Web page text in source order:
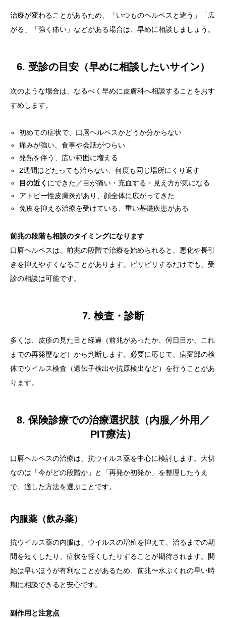
治療が変わることがあるため、「いつものヘルペスと違う」「広
がる」「強く痛い」などがある場合は、早めに相談しましょう。
6. 受診の目安（早めに相談したいサイン）
次のような場合は、なるべく早めに皮膚科へ相談することをおす
すめします。
初めての症状で、口唇ヘルペスかどうか分からない
痛みが強い、食事や会話がつらい
発熱を伴う、広い範囲に増える
2週間ほどたっても治らない、何度も同じ場所にくり返す
目の近く にできた／目が痛い・充血する・見え方が気になる
アトピー性皮膚炎があり、顔全体に広がってきた
免疫を抑える治療を受けている、重い基礎疾患がある
前兆の段階も相談のタイミングになります
口唇ヘルペスは、前兆の段階で治療を始められると、悪化や長引
きを抑えやすくなることがあります。ピリピリするだけでも、受
診の相談は可能です。
7. 検査・診断
多くは、皮疹の見た目と経過（前兆があったか、何日目か、これ
までの再発歴など）から判断します。必要に応じて、病変部の検
体でウイルス検査（遺伝子検出や抗原検出など）を行うことがあ
ります。
8. 保険診療での治療選択肢（内服／外用／
PIT療法）
口唇ヘルペスの治療は、抗ウイルス薬を中心に検討します。大切
なのは「今がどの段階か」と「再発か初発か」を整理したうえ
で、適した方法を選ぶことです。
内服薬（飲み薬）
抗ウイルス薬の内服は、ウイルスの増殖を抑えて、治るまでの期
間を短くしたり、症状を軽くしたりすることが期待されます。開
始は早いほうが有利なことがあるため、前兆〜水ぶくれの早い時
期に相談できると安心です。
副作用と注意点